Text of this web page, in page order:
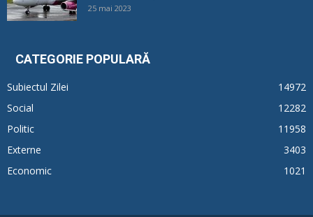
25 mai 2023
CATEGORIE POPULARĂ
Subiectul Zilei
14972
Social
12282
Politic
11958
Externe
3403
Economic
1021